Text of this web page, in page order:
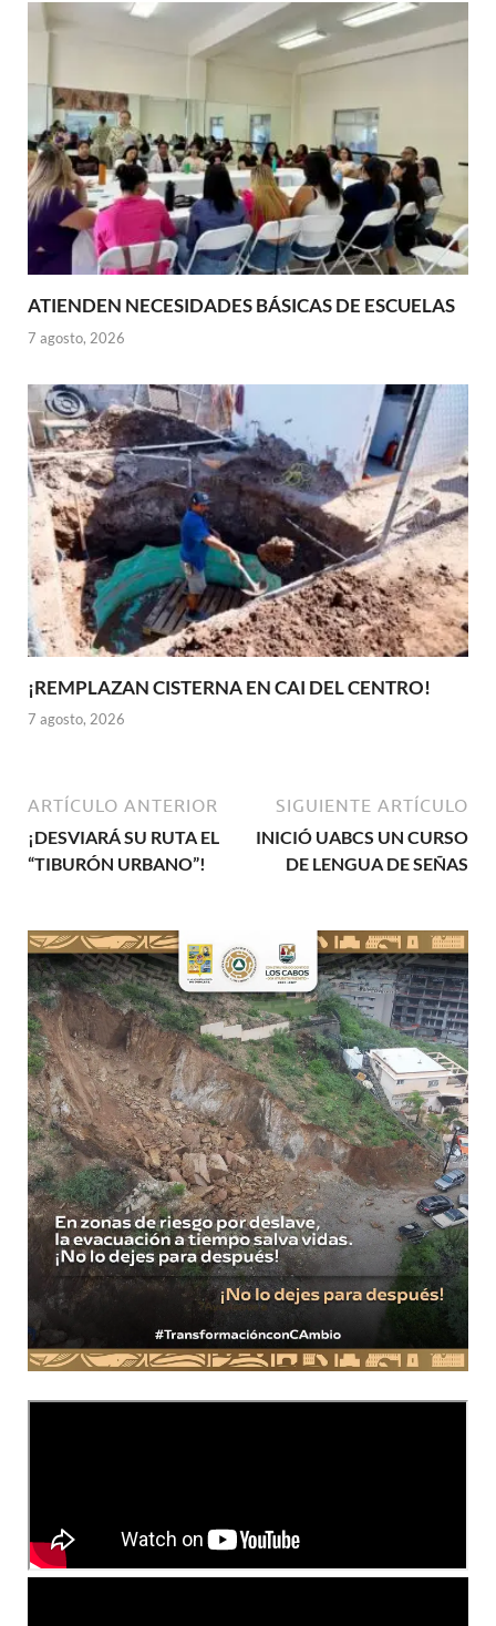
ATIENDEN NECESIDADES BÁSICAS DE ESCUELAS
7 agosto, 2026
¡REMPLAZAN CISTERNA EN CAI DEL CENTRO!
7 agosto, 2026
ARTÍCULO ANTERIOR
¡DESVIARÁ SU RUTA EL
“TIBURÓN URBANO”!
SIGUIENTE ARTÍCULO
INICIÓ UABCS UN CURSO
DE LENGUA DE SEÑAS